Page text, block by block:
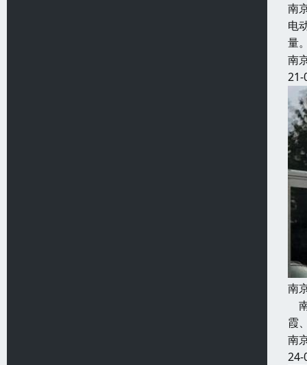
南
电
量
南
21-
南
霞
南
24-